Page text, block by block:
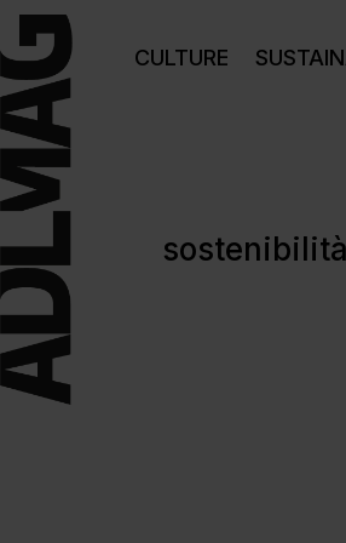
CULTURE
sostenibilità